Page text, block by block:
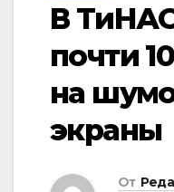
В
почти
на
экраны
От